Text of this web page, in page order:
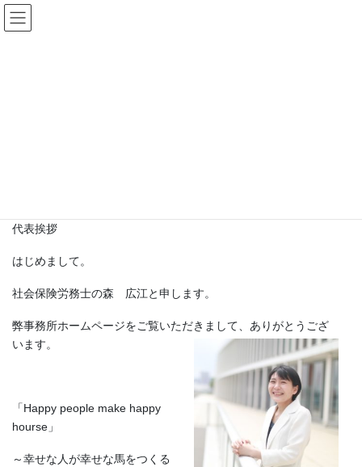
コ
ン
ナ
ビ
代表挨拶
はじめまして。
社会保険労務士の森 広江と申します。
弊事務所ホームページをご覧いただきまして、ありがとうござ
います。
「Happy people make happy
hourse」
～幸せな人が幸せな馬をつくる